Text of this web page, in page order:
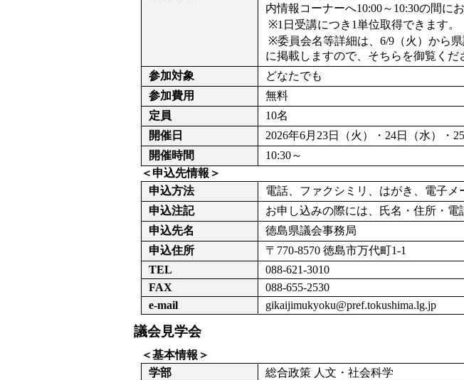
内情報コーナーへ10:00～10:30の間に
に掲載しますので、そちらを御覧くだ
参加対象
どなたでも
参加費用
無料
定員
10名
開催日
2026年6月23日（火）・24日（水）・
開催時間
10:30～
＜申込先情報＞
申込方法
電話、ファクシミリ、はがき、電子メ
申込注記
お申し込みの際には、氏名・住所・電
申込先名
徳島県議会事務局
申込住所
〒770-8570 徳島市万代町1-1
TEL
088-621-3010
FAX
088-655-2530
e-mail
gikaijimukyoku@pref.tokushima.lg.jp
議会見学会
＜基本情報＞
学部
総合政策 人文・社会科学